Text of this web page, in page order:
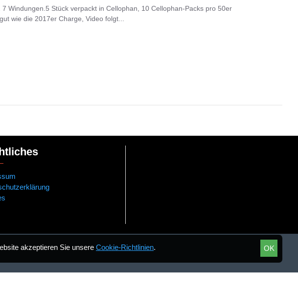
Windungen.5 Stück verpackt in Cellophan, 10 Cellophan-Packs pro 50er
wie die 2017er Charge, Video folgt...
OK
akzeptieren Sie unsere Cookie-Richtlinien.